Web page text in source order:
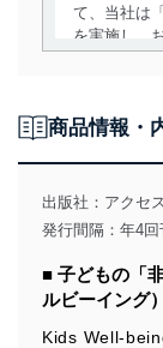
て、当社は
を実施し、
用目的を明
達成に必要
得・利用・
個人情報は
みを確実に
ます。また
措置を講じ
商品情報・
出版社： アクセ
発行間隔：年4回
■ 子どもの「
ルビーイング
Kids Well-